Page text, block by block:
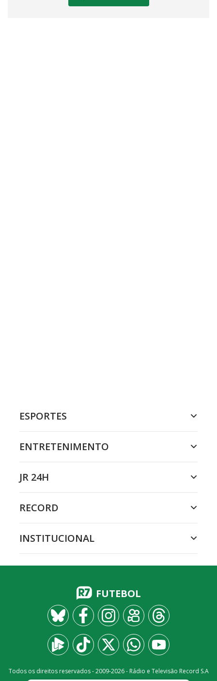
ESPORTES
ENTRETENIMENTO
JR 24H
RECORD
INSTITUCIONAL
FUTEBOL
Todos os direitos reservados - 2009-2026- Rádio e Televisão Record S.A